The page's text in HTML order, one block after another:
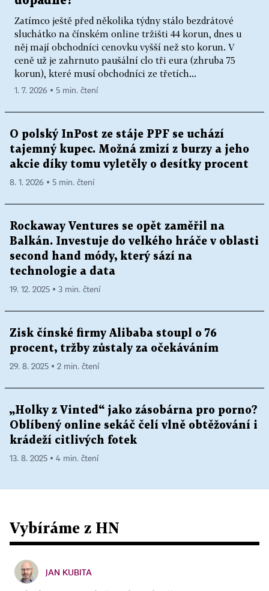
Zatímco ještě před několika týdny stálo bezdrátové
sluchátko na čínském online tržišti 44 korun, dnes u
něj mají obchodníci cenovku vyšší než sto korun. V
ceně už je zahrnuto paušální clo tři eura (zhruba 75
korun), které musí obchodníci ze třetích...
1. 7. 2026 ▪ 5 min. čtení
O polský InPost ze stáje PPF se uchází
tajemný kupec. Možná zmizí z burzy a jeho
akcie díky tomu vyletěly o desítky procent
8. 1. 2026 ▪ 5 min. čtení
Rockaway Ventures se opět zaměřil na
Balkán. Investuje do velkého hráče v oblasti
second hand módy, který sází na
technologie a data
19. 12. 2025 ▪ 3 min. čtení
Zisk čínské firmy Alibaba stoupl o 76
procent, tržby zůstaly za očekáváním
29. 8. 2025 ▪ 2 min. čtení
„Holky z Vinted“ jako zásobárna pro porno?
Oblíbený online sekáč čelí vlně obtěžování i
krádeží citlivých fotek
13. 8. 2025 ▪ 4 min. čtení
Vybíráme z HN
JAN KUBITA